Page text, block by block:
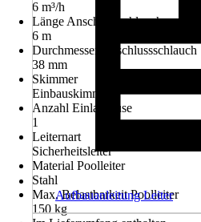
6 m³/h
Länge Anschlussschlauch
6 m
Durchmesser Anschlussschlauch
38 mm
Skimmer
Einbauskimmer
Anzahl Einlaufdüse
1
Leiternart
Sicherheitsleiter
Material Poolleiter
Stahl
Max. Belastbarkeit Poolleiter
150 kg
Aufbauanleitung Leiter